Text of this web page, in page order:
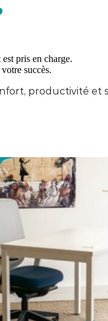
pris en charge.
succès.
productivité et